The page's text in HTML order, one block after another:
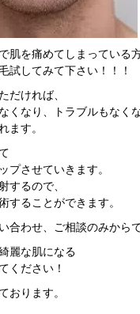
肌を痛めてしまっている
試してみて下さい！！！
だければ、
くなり、トラブルもなく
ます。
プさせていきます。
するので、
することができます。
合わせ、ご相談のみから
麗な肌になる
ください！
おります。